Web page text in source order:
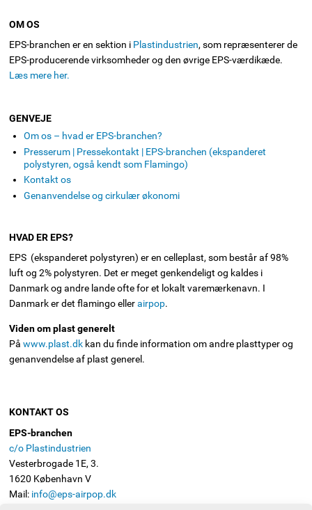
OM OS
EPS-branchen er en sektion i Plastindustrien, som repræsenterer de
EPS-producerende virksomheder og den øvrige EPS-værdikæde.
Læs mere her.
GENVEJE
Om os – hvad er EPS-branchen?
Presserum | Pressekontakt | EPS-branchen (ekspanderet
polystyren, også kendt som Flamingo)
Kontakt os
Genanvendelse og cirkulær økonomi
HVAD ER EPS?
EPS (ekspanderet polystyren) er en celleplast, som består af 98%
luft og 2% polystyren. Det er meget genkendeligt og kaldes i
Danmark og andre lande ofte for et lokalt varemærkenavn. I
Danmark er det flamingo ellerairpop.
Viden om plast generelt
Påwww.plast.dk kan du finde information om andre plasttyper og
genanvendelse af plast generel.
KONTAKT OS
EPS-branchen
c/o Plastindustrien
Vesterbrogade 1E, 3.
1620 København V
Mail: info@eps-airpop.dk